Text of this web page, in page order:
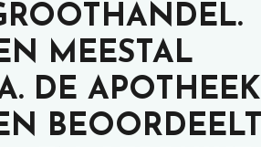
MEESTAL
DE APOTHEEK
BEOORDEELT